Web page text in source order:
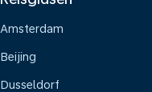
Amsterdam
Beijing
Dusseldorf